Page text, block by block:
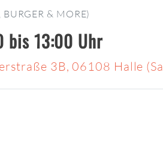
& MORE)
bis 13:00 Uhr
3B, 06108 Halle